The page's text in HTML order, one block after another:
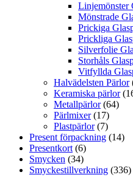
Linjemönster
Mönstrade
Prickiga
Prickliga
Silverfolie
Storhåls
Vitfyllda
Halvädelsten Pärlor
Keramiska pärlor
Metallpärlor (64)
Pärlmixer (17)
Plastpärlor (7)
Present förpackning (14)
Presentkort (6)
Smycken (34)
Smyckestillverkning (336)